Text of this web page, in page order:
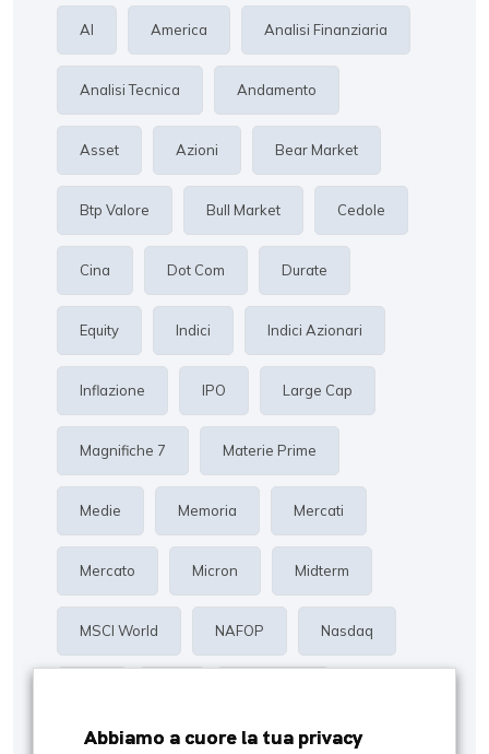
AI America Analisi Finanziaria
Analisi Tecnica Andamento
Asset Azioni Bear Market
Btp Valore Bull Market Cedole
Cina Dot Com Durate
Equity Indici Indici Azionari
Inflazione IPO Large Cap
Magnifiche 7 Materie Prime
Medie Memoria Mercati
Mercato Micron Midterm
MSCI World NAFOP Nasdaq
Rendimento Risk Management
Abbiamo a cuore la tua privacy